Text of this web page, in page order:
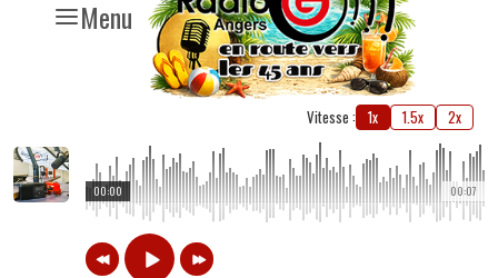
Menu
Vitesse : 1x 1.5x 2x
00:07
00:00